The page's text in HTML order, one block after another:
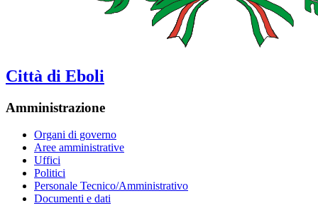
Città di Eboli
Amministrazione
Organi di governo
Aree amministrative
Uffici
Politici
Personale Tecnico/Amministrativo
Documenti e dati